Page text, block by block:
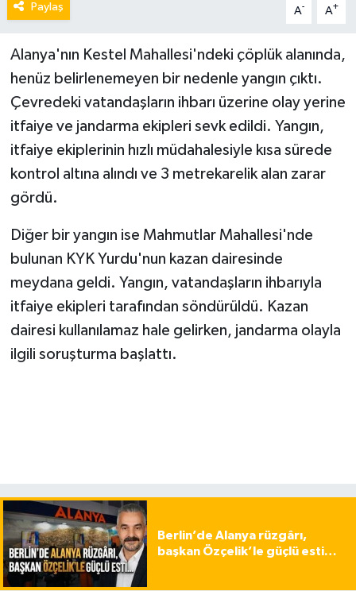
Paylaş A- A+
Alanya'nın Kestel Mahallesi'ndeki çöplük alanında,
henüz belirlenemeyen bir nedenle yangın çıktı.
Çevredeki vatandaşların ihbarı üzerine olay yerine
itfaiye ve jandarma ekipleri sevk edildi. Yangın,
itfaiye ekiplerinin hızlı müdahalesiyle kısa sürede
kontrol altına alındı ve 3 metrekarelik alan zarar
gördü.
Diğer bir yangın ise Mahmutlar Mahallesi'nde
bulunan KYK Yurdu'nun kazan dairesinde
meydana geldi. Yangın, vatandaşların ihbarıyla
itfaiye ekipleri tarafından söndürüldü. Kazan
dairesi kullanılamaz hale gelirken, jandarma olayla
ilgili soruşturma başlattı.
Berlin’de Alanya rüzgârı,
başkan Özçelik’le güçlü esti…